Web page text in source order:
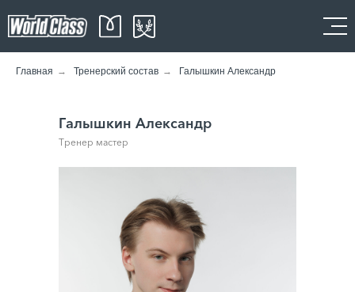
Главная → Тренерский состав → Галышкин Александр
Галышкин Александр
Тренер мастер